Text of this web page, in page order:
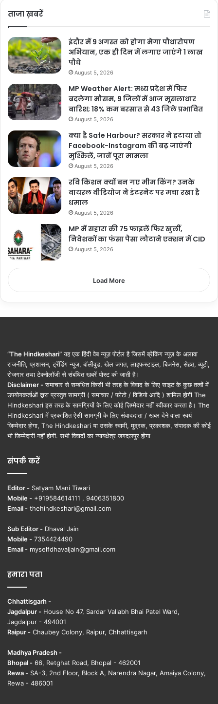
ताजा ख़बरें
इंदौर में 9 अगस्त को होगा मेगा पौधारोपण
अभियान, एक ही दिन में लगाए जाएंगे 1 लाख
पौधे
August 5, 2026
MP Weather Alert: मध्य प्रदेश में फिर
बदलेगा मौसम, 9 जिलों में आज मूसलाधार
बारिश; 18% कम बरसात से 43 जिले प्रभावित
August 5, 2026
क्या है Safe Harbour? सरकार ने हटाया तो
Facebook-Instagram की बढ़ जाएंगी
मुश्किलें, जानें पूरा मामला
August 5, 2026
रवि किशन क्यों बन गए मीम किंग? उनके
वायरल वीडियोज ने इंटरनेट पर मचा रखा है
धमाल
August 5, 2026
MP में सहारा की 75 फाइलें फिर खुलीं,
निवेशकों का फंसा पैसा लौटाने एक्शन में CID
August 5, 2026
Load More
“The Hindkeshari”यह एक हिंदी वेब न्यूज़ पोर्टल है जिसमें ब्रेकिंग न्यूज़ के अलावा
राजनीति, प्रशासन, ट्रेंडिंग न्यूज, बॉलीवुड, खेल जगत, लाइफस्टाइल, बिजनेस, सेहत, ब्यूटी,
रोजगार तथा टेक्नोलॉजी से संबंधित खबरें पोस्ट की जाती है।
Disclaimer - समाचार से सम्बंधित किसी भी तरह के विवाद के लिए साइट के कुछ तत्वों में
उपयोगकर्ताओं द्वारा प्रस्तुत सामग्री ( समाचार / फोटो / विडियो आदि ) शामिल होगी The
Hindkeshari इस तरह के सामग्रियों के लिए कोई ज़िम्मेदार नहीं स्वीकार करता है। The
Hindkeshari में प्रकाशित ऐसी सामग्री के लिए संवाददाता / खबर देने वाला स्वयं
जिम्मेदार होगा, The Hindkeshari या उसके स्वामी, मुद्रक, प्रकाशक, संपादक की कोई
भी जिम्मेदारी नहीं होगी. सभी विवादों का न्यायक्षेत्र जगदलपुर होगा
संपर्क करें
Editor - Satyam Mani Tiwari
Mobile - +919584614111 , 9406351800
Email - thehindkeshari@gmail.com
Sub Editor - Dhaval Jain
Mobile - 7354424490
Email - myselfdhavaljain@gmail.com
हमारा पता
Chhattisgarh -
Jagdalpur - House No 47, Sardar Vallabh Bhai Patel Ward,
Jagdalpur - 494001
Raipur - Chaubey Colony, Raipur, Chhattisgarh
Madhya Pradesh -
Bhopal - 66, Retghat Road, Bhopal - 462001
Rewa - SA-3, 2nd Floor, Block A, Narendra Nagar, Amaiya Colony,
Rewa - 486001